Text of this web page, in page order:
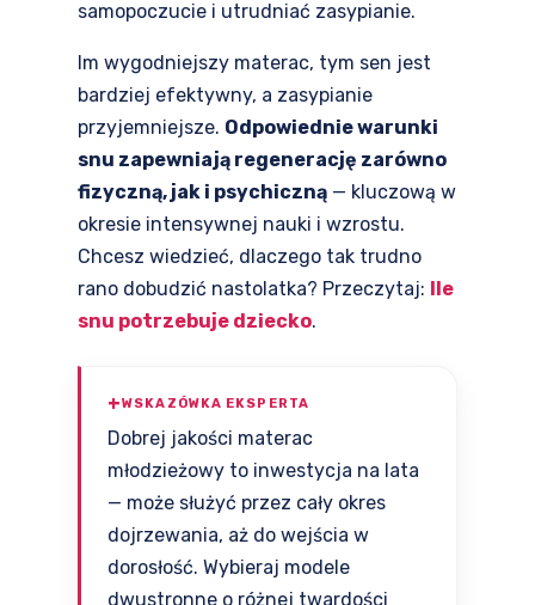
samopoczucie i utrudniać zasypianie.
Im wygodniejszy materac, tym sen jest
bardziej efektywny, a zasypianie
przyjemniejsze. Odpowiednie warunki
snu zapewniają regenerację zarówno
fizyczną, jak i psychiczną — kluczową w
okresie intensywnej nauki i wzrostu.
Chcesz wiedzieć, dlaczego tak trudno
rano dobudzić nastolatka? Przeczytaj:
Ile
snu potrzebuje dziecko.
WSKAZÓWKA EKSPERTA
Dobrej jakości materac
młodzieżowy to inwestycja na lata
— może służyć przez cały okres
dojrzewania, aż do wejścia w
dorosłość. Wybieraj modele
dwustronne o różnej twardości